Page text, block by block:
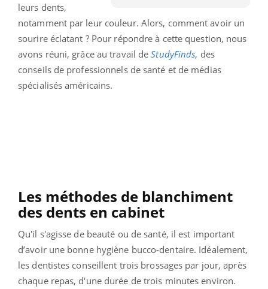
leurs dents,
notamment par leur couleur. Alors, comment avoir un
sourire éclatant ? Pour répondre à cette question, nous
avons réuni, grâce au travail deStudyFinds, des
conseils de professionnels de santé et de médias
spécialisés américains.
Les méthodes de blanchiment
des dents en cabinet
Qu'il s'agisse de beauté ou de santé, il est important
d’avoir une bonne hygiène bucco-dentaire. Idéalement,
les dentistes conseillent trois brossages par jour, après
chaque repas, d'une durée de trois minutes environ.